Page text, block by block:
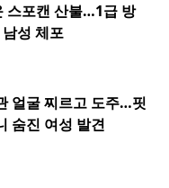
스포캔 산불…1급 방
성 체포
얼굴 찌르고 도주…핏
숨진 여성 발견